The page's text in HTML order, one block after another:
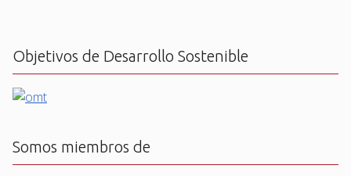
Objetivos de Desarrollo Sostenible
Somos miembros de